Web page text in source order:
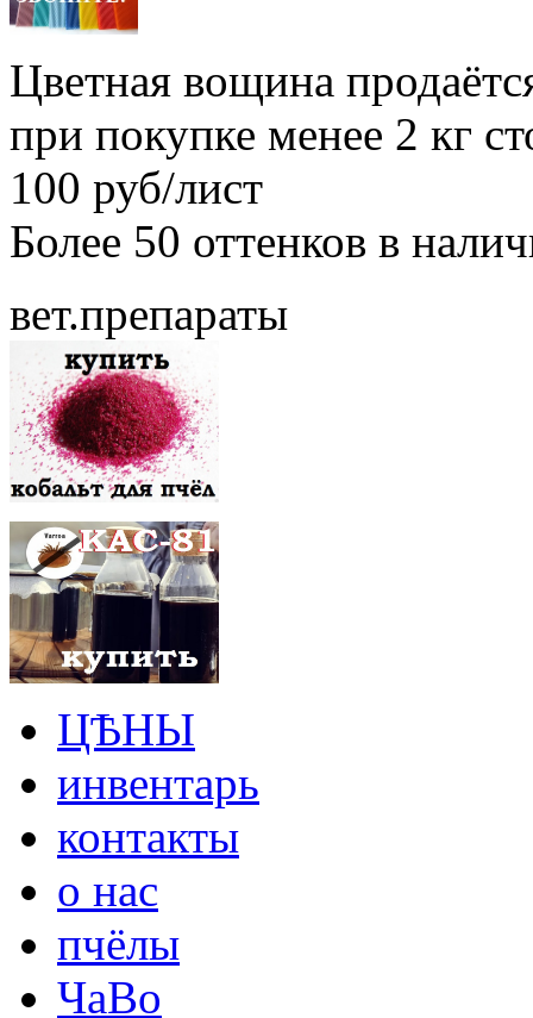
Цветная вощина
при покупке менее 2 кг
100 руб/лист
Более 50 оттенков в
вет.препараты
ЦѢНЫ
инвентарь
контакты
о нас
пчёлы
ЧаВо